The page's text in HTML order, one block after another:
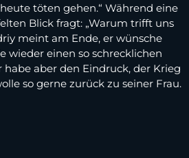
töten gehen.“ Während eine
Blick fragt: „Warum trifft uns
meint am Ende, er wünsche
wieder einen so schrecklichen
habe aber den Eindruck, der Krieg
so gerne zurück zu seiner Frau.